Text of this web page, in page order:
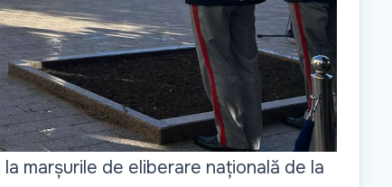
marșurile de eliberare națională de la